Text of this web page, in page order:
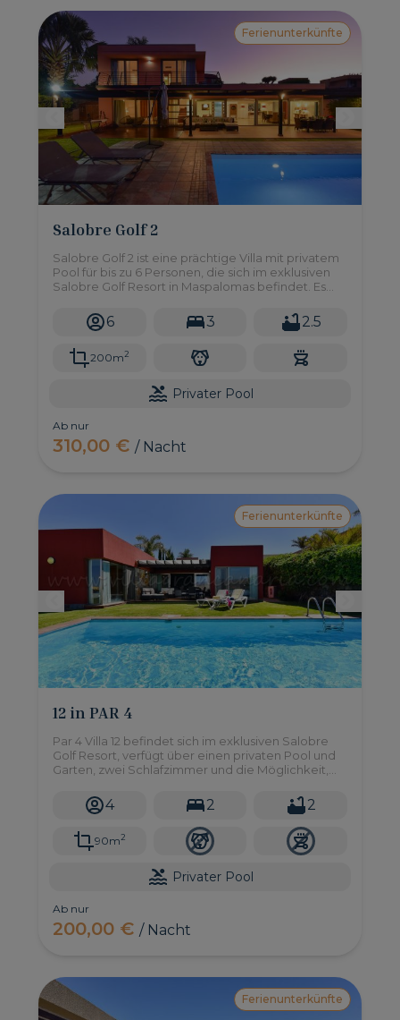
Ferienunterkünfte
Salobre Golf 2
Salobre Golf 2 ist eine prächtige Villa mit privatem
Pool für bis zu 6 Personen, die sich im exklusiven
Salobre Golf Resort in Maspalomas befindet. Es
und alles, was Sie für ein unschlagbares
Urlaubserlebnis brauchen.
6 3 2.5
200m2
Privater Pool
Ab nur
310,00 €/ Nacht
Ferienunterkünfte
12 in PAR 4
Par 4 Villa 12 befindet sich im exklusiven Salobre
Golf Resort, verfügt über einen privaten Pool und
Garten, zwei Schlafzimmer und die Möglichkeit,
4 2 2
90m2
Privater Pool
Ab nur
200,00 €/ Nacht
Ferienunterkünfte